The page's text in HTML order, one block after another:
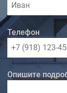
Телефон
Опишите